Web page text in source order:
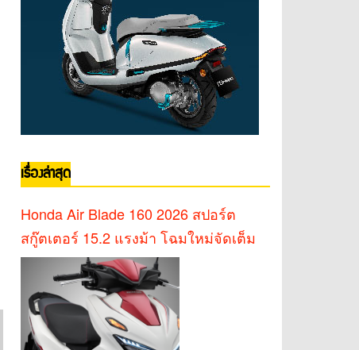
เรื่องล่าสุด
Honda Air Blade 160 2026 สปอร์ต
สกู๊ตเตอร์ 15.2 แรงม้า โฉมใหม่จัดเต็ม